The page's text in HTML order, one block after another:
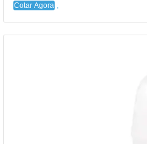
Cotar Agora